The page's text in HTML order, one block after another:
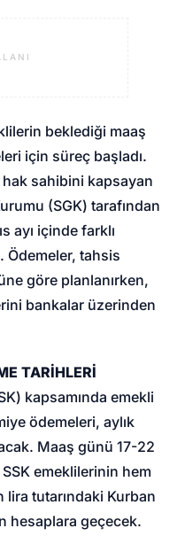
beklediği maaş
için süreç başladı.
hak sahibini kapsayan
(SGK) tarafından
ayı içinde farklı
Ödemeler, tahsis
göre planlanırken,
bankalar üzerinden
TARİHLERİ
kapsamında emekli
ödemeleri, aylık
Maaş günü 17-22
emeklilerinin hem
lira tutarındaki Kurban
hesaplara geçecek.